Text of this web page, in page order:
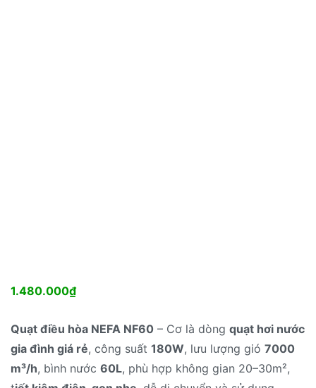
1.480.000₫
Quạt điều hòa NEFA NF60 – Cơ là dòng quạt hơi nước
gia đình giá rẻ, công suất 180W, lưu lượng gió 7000
m³/h, bình nước 60L, phù hợp không gian 20–30m²,